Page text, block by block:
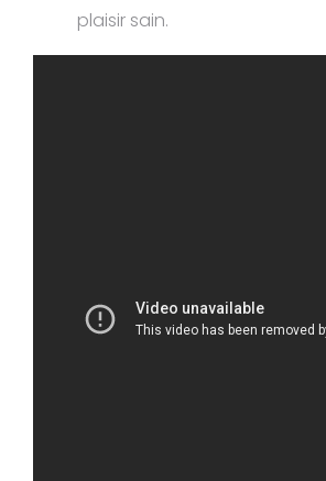
plaisir sain.